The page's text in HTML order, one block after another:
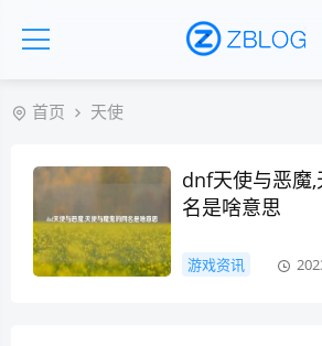
首页 天使
dnf天使与恶魔
名是啥意思
游戏资讯